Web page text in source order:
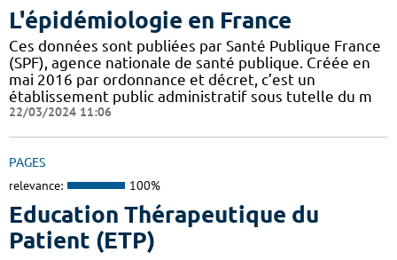
L'épidémiologie en France
Ces données sont publiées par Santé Publique France
(SPF), agence nationale de santé publique. Créée en
mai 2016 par ordonnance et décret, c’est un
établissement public administratif sous tutelle du m
22/03/2024 11:06
PAGES
relevance: 100%
Education Thérapeutique du
Patient (ETP)